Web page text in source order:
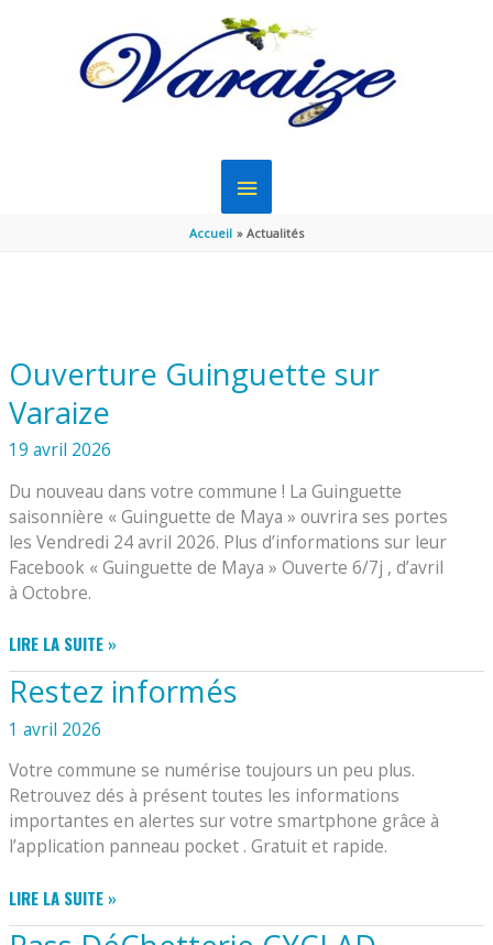
MENU
PRINCIPAL
Accueil Actualités
Ouverture Guinguette sur
Varaize
19 avril 2026
Du nouveau dans votre commune ! La Guinguette
saisonnière « Guinguette de Maya » ouvrira ses portes
les Vendredi 24 avril 2026. Plus d’informations sur leur
Facebook « Guinguette de Maya » Ouverte 6/7j , d’avril
à Octobre.
OUVERTURE
GUINGUETTE
SUR
LIRE LA SUITE »
Restez informés
1 avril 2026
Votre commune se numérise toujours un peu plus.
Retrouvez dés à présent toutes les informations
importantes en alertes sur votre smartphone grâce à
l’application panneau pocket . Gratuit et rapide.
RESTEZ
INFORMÉS
LIRE LA SUITE »